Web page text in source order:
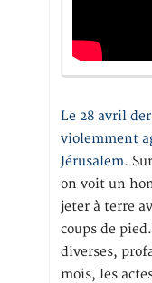
Le 28 avril
violemment
Jérusalem.
on voit un
jeter à terre
coups de
diverses,
mois, les